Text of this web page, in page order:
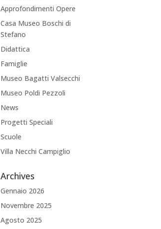
Approfondimenti Opere
Casa Museo Boschi di
Stefano
Didattica
Famiglie
Museo Bagatti Valsecchi
Museo Poldi Pezzoli
News
Progetti Speciali
Scuole
Villa Necchi Campiglio
Archives
Gennaio 2026
Novembre 2025
Agosto 2025